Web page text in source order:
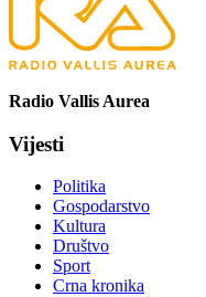
Radio Vallis Aurea
Vijesti
Politika
Gospodarstvo
Kultura
Društvo
Sport
Crna kronika